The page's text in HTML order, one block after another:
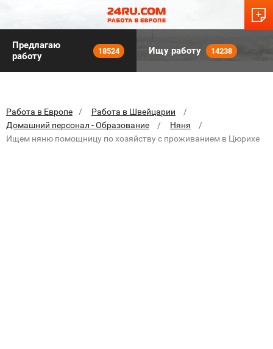
Предлагаю
работу
18524 Ищу работу 14238
Работа в Европе
Работа в Швейцарии
Домашний персонал - Образование
Няня
Ищем няню помощницу по хозяйству с проживанием в Цюрихе